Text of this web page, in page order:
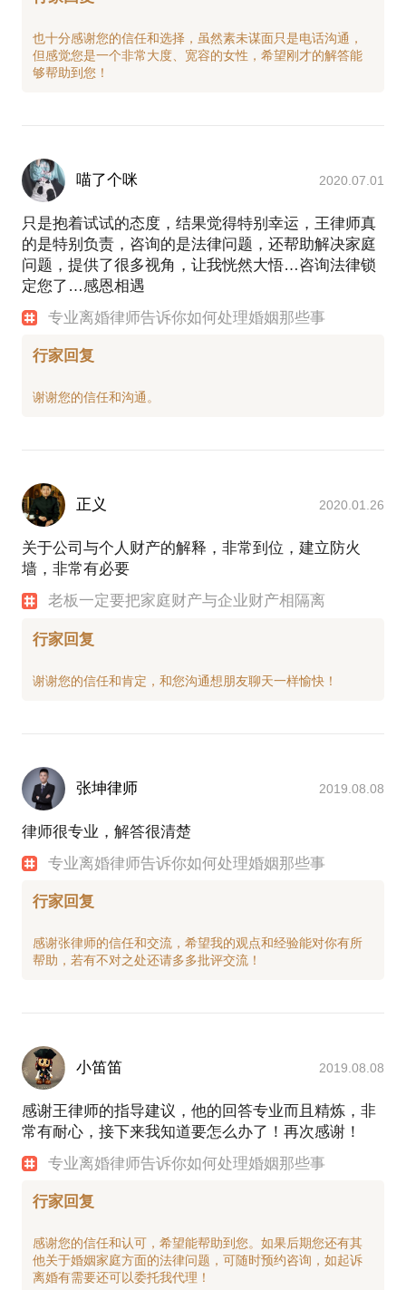
也十分感谢您的信任和选择，虽然素未谋面只是电话沟通，
但感觉您是一个非常大度、宽容的女性，希望刚才的解答能
喵了个咪 2020.07.01
只是抱着试试的态度，结果觉得特别幸运，王律师真
的是特别负责，咨询的是法律问题，还帮助解决家庭
问题，提供了很多视角，让我恍然大悟…咨询法律锁
定您了…感恩相遇
专业离婚律师告诉你如何处理婚姻那些事
行家回复
正义 2020.01.26
关于公司与个人财产的解释，非常到位，建立防火
墙，非常有必要
老板一定要把家庭财产与企业财产相隔离
行家回复
张坤律师 2019.08.08
律师很专业，解答很清楚
专业离婚律师告诉你如何处理婚姻那些事
行家回复
感谢张律师的信任和交流，希望我的观点和经验能对你有所
小笛笛 2019.08.08
感谢王律师的指导建议，他的回答专业而且精炼，非
常有耐心，接下来我知道要怎么办了！再次感谢！
专业离婚律师告诉你如何处理婚姻那些事
行家回复
感谢您的信任和认可，希望能帮助到您。如果后期您还有其
他关于婚姻家庭方面的法律问题，可随时预约咨询，如起诉